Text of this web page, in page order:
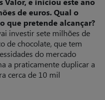
de euros. Qual o
que pretende alcançar?
investir sete milhões de
de chocolate, que tem
do mercado
a praticamente duplicar a
cerca de 10 mil